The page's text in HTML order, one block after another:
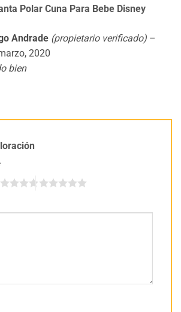
Polar Cuna Para Bebe Disney
Andrade (propietario verificado) –
2020
bien